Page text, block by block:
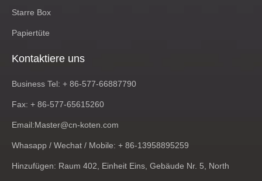
Starre Box
Papiertüte
Kontaktiere uns
Business Tel: + 86-577-66887790
Fax: + 86-577-65615260
Email:Master@cn-koten.com
Whasapp / Wechat / Mobile: + 86-13958895259
Hinzufügen: Raum 402, Einheit Eins, Gebäude Nr. 5, North